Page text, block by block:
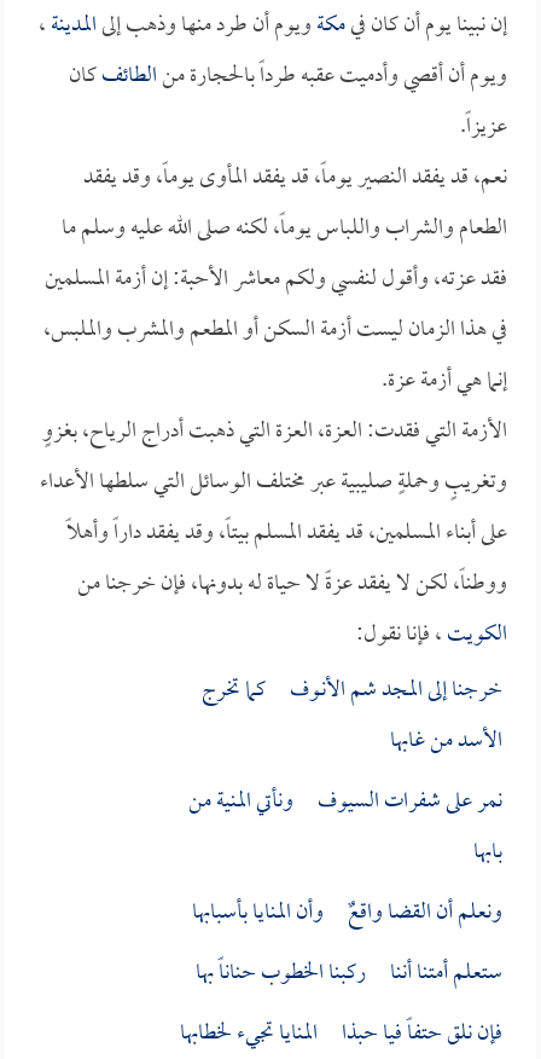
إن نبينا يوم أن كان فيمكةويوم أن طرد منها وذهب إلىالمدينة،
ويوم أن أقصي وأدميت عقبه طرداً بالحجارة منالطائفكان
عزيزاً.
نعم، قد يفقد النصير يوماً، قد يفقد المأوى يوماً، وقد يفقد
الطعام والشراب واللباس يوماً، لكنه صلى الله عليه وسلم ما
فقد عزته، وأقول لنفسي ولكم معاشر الأحبة: إن أزمة المسلمين
في هذا الزمان ليست أزمة السكن أو المطعم والمشرب والملبس،
إنما هي أزمة عزة.
الأزمة التي فقدت: العزة، العزة التي ذهبت أدراج الرياح، بغزوٍ
وتغريبٍ وحملةٍ صليبية عبر مختلف الوسائل التي سلطها الأعداء
على أبناء المسلمين، قد يفقد المسلم بيتاً، وقد يفقد داراً وأهلاً
ووطناً، لكن لا يفقد عزةً لا حياة له بدونها، فإن خرجنا من
الكويت، فإنا نقول:
خرجنا إلى المجد شم الأنـوف كما تخرج
الأسد من غابها
نمر على شفرات السيوف ونأتي المنية من
بابها
ونعلم أن القضا واقعٌ وأن المنايا بأسبابها
ستعلم أمتنا أننا ركبنا الخطوب حناناً بها
فإن نلق حتفاً فيا حبذا المنايا تجيء لخطابها